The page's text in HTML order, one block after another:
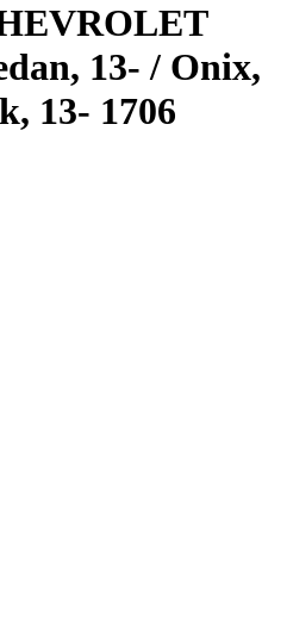
13- / Onix,
13- 1706